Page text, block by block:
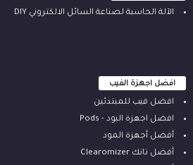
الآلة ‫الحاسبة لصناعة السائل الالكتروني‬ DIY
افضل اجهزة الفيب
افضل فيب للمبتدئين
افضل اجهزة البود - Pods
أفضل أجهزة المود
أفضل تانك Clearomizer